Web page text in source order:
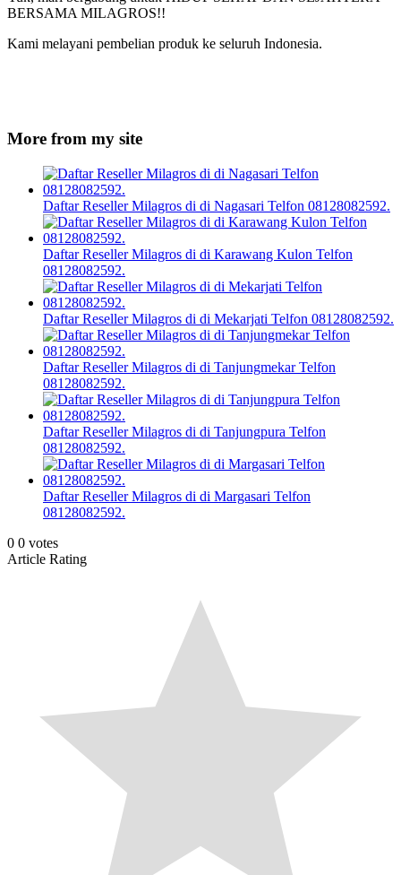
BERSAMA MILAGROS!!
Kami melayani pembelian produk ke seluruh Indonesia.
More from my site
Daftar Reseller Milagros di di Nagasari Telfon 08128082592.
Daftar Reseller Milagros di di Karawang Kulon Telfon
08128082592.
Daftar Reseller Milagros di di Mekarjati Telfon 08128082592.
Daftar Reseller Milagros di di Tanjungmekar Telfon
08128082592.
Daftar Reseller Milagros di di Tanjungpura Telfon
08128082592.
Daftar Reseller Milagros di di Margasari Telfon
08128082592.
0 0 votes
Article Rating